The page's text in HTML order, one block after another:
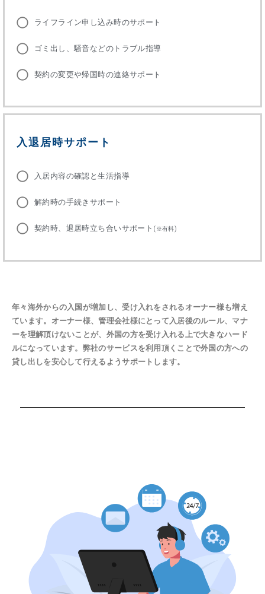
ライフライン申し込み時のサポート
ゴミ出し、騒音などのトラブル指導
契約の変更や帰国時の連絡サポート
入退居時サポート
入居内容の確認と生活指導
解約時の手続きサポート
契約時、退居時立ち合いサポート (※有料)
年々海外からの入国が増加し、受け入れをされるオーナー様も増え
ています。オーナー様、管理会社様にとって入居後のルール、マナ
ーを理解頂けないことが、外国の方を受け入れる上で大きなハード
ルになっています。弊社のサービスを利用頂くことで外国の方への
貸し出しを安心して行えるようサポートします。